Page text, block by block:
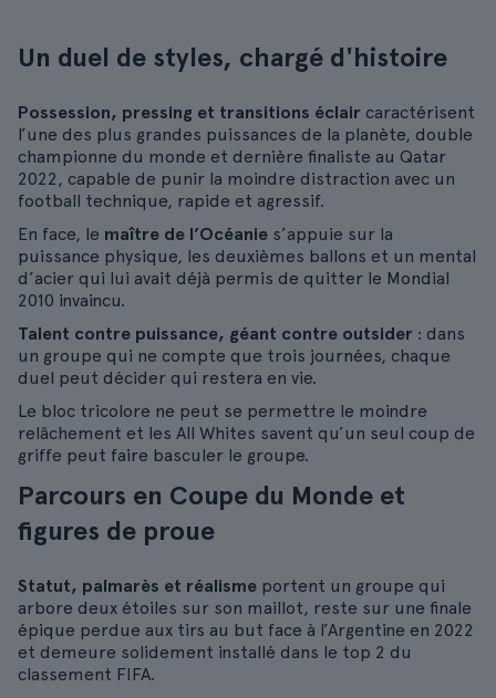
Un duel de styles, chargé d'histoire
Possession, pressing et transitions éclair caractérisent
l’une des plus grandes puissances de la planète, double
championne du monde et dernière finaliste au Qatar
2022, capable de punir la moindre distraction avec un
football technique, rapide et agressif.
En face, le maître de l’Océanie s’appuie sur la
puissance physique, les deuxièmes ballons et un mental
d’acier qui lui avait déjà permis de quitter le Mondial
2010 invaincu.
Talent contre puissance, géant contre outsider : dans
un groupe qui ne compte que trois journées, chaque
duel peut décider qui restera en vie.
Le bloc tricolore ne peut se permettre le moindre
relâchement et les All Whites savent qu’un seul coup de
griffe peut faire basculer le groupe.
Parcours en Coupe du Monde et
figures de proue
Statut, palmarès et réalisme portent un groupe qui
arbore deux étoiles sur son maillot, reste sur une finale
épique perdue aux tirs au but face à l’Argentine en 2022
et demeure solidement installé dans le top 2 du
classement FIFA.